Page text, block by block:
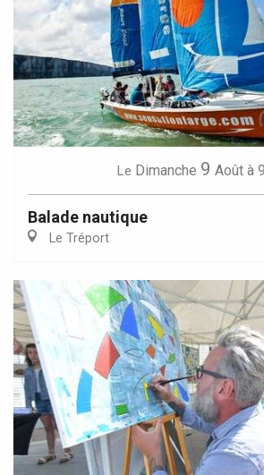
Le Dimanche 9 Août à
Balade nautique
Le Tréport